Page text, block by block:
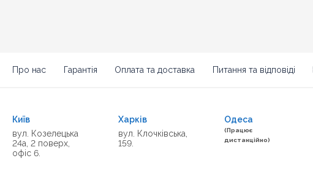
Про нас Гарантія Оплата та доставка Питання та відповіді
Київ
вул. Козелецька
24а, 2 поверх,
офіс 6.
Харків
вул. Клочківська,
159.
Одеса
(Працює
дистанційно)